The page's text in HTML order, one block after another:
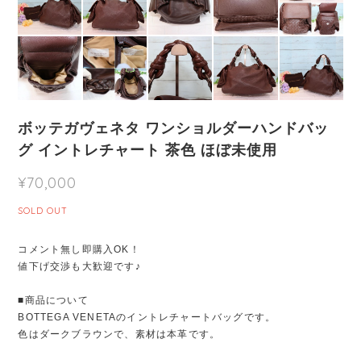
ボッテガヴェネタ ワンショルダーハンドバッ
グ イントレチャート 茶色 ほぼ未使用
¥70,000
SOLD OUT
コメント無し即購入OK！
値下げ交渉も大歓迎です♪
■商品について
BOTTEGA VENETAのイントレチャートバッグです。
色はダークブラウンで、素材は本革です。